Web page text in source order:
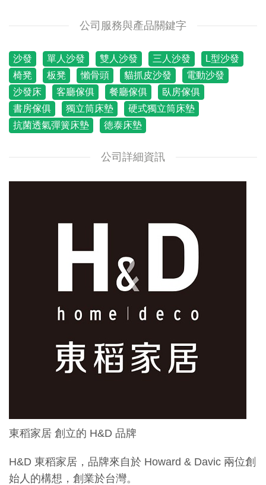
公司服務與產品關鍵字
沙發 單人沙發 雙人沙發 三人沙發
L型沙發
椅凳
板凳 懶骨頭 貓抓皮沙發
電動沙發
沙發床
客廳傢俱 餐廳傢俱
臥房傢俱
書房傢俱
獨立筒床墊
硬式獨立筒床墊
抗菌透氣彈簧床墊
徳泰床墊
公司詳細資訊
東稻家居 創立的 H&D 品牌
H&D 東稻家居，品牌來自於 Howard & Davic 兩位創
始人的構想，創業於台灣。